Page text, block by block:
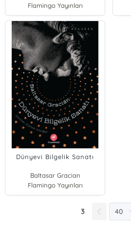
Flamingo Yayınları
Dünyevi Bilgelik Sanatı
Baltasar Gracian
Flamingo Yayınları
3